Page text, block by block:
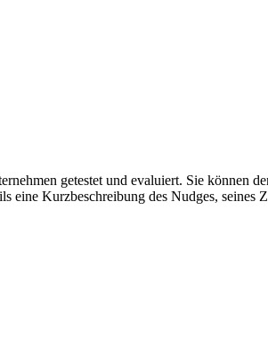
getestet und evaluiert. Sie können
eine Kurzbeschreibung des Nudges, seines